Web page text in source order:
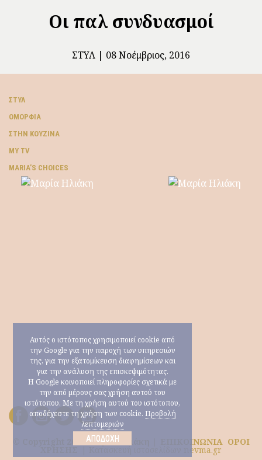
Οι παλ συνδυασμοί
ΣΤΥΛ 08 Νοέμβριος, 2016
ΣΤΥΛ
ΟΜΟΡΦΙΆ
ΣΤΗΝ ΚΟΥΖΊΝΑ
MY TV
ΜARIA’S CHOICES
© Copyright 2026 Μαρία Ηλιάκη | ΕΠΙΚΟΙΝΩΝΙΑ ΟΡΟΙ
Κατασκευή ιστοσελίδων nevma.gr
Αυτός ο ιστότοπος χρησιμοποιεί cookie από
την Google για την παροχή των υπηρεσιών
της, για την εξατομίκευση διαφημίσεων και
για την ανάλυση της επισκεψιμότητας.
Η Google κοινοποιεί πληροφορίες σχετικά με
την από μέρους σας χρήση αυτού του
ιστότοπου. Με τη χρήση αυτού του ιστότοπου,
αποδέχεστε τη χρήση των cookie. Προβολή
λεπτομεριών
ΑΠΟΔΟΧΉ